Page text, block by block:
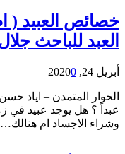
خصائص العبيد (
العبد للباحث
أبريل 24, 2020 0
الحوار المتمدن – اياد
عبداً ؟ هل يوجد عبيد في
وشراء الاجساد ام هنالك…